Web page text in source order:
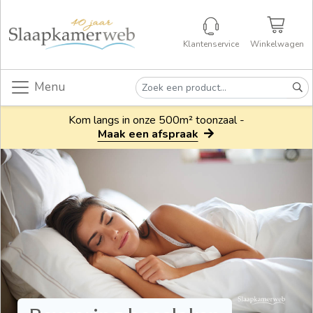
Klantenservice Winkelwagen
Menu
Kom langs in onze 500m² toonzaal -
Maak een afspraak